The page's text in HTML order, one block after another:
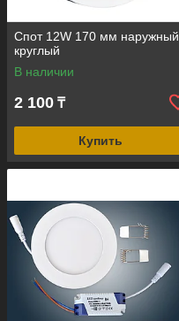
Спот 12W 170 мм наружный,
круглый
В наличии
2 100 ₸
Купить